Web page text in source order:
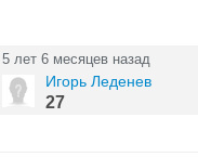
5 лет 6 месяцев назад
Игорь Леденев
27